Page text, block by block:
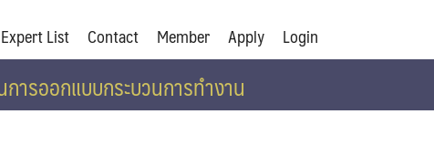
Expert List Contact Member Apply Login
ารออกแบบกระบวนการทำงาน